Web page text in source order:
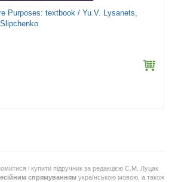
Purposes: textbook / Yu.V. Lysanets,
і купити підручник за редакцією С.М. Луцак
спрямуванням українською мовою, а також